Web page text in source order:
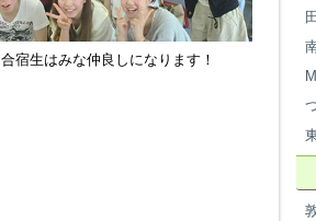
合宿生はみな仲良しになります！